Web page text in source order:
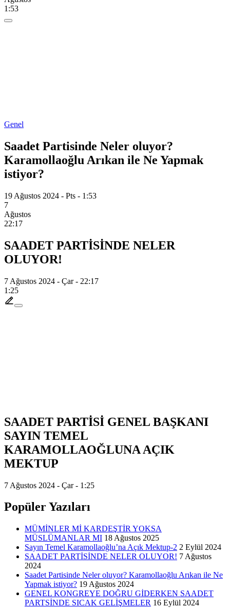
1:53
Genel
Saadet Partisinde Neler oluyor?
Karamollaoğlu Arıkan ile Ne Yapmak
istiyor?
19 Ağustos 2024 - Pts - 1:53
7
Ağustos
22:17
SAADET PARTİSİNDE NELER
OLUYOR!
7 Ağustos 2024 - Çar - 22:17
1:25
SAADET PARTİSİ GENEL BAŞKANI
SAYIN TEMEL
KARAMOLLAOĞLUNA AÇIK
MEKTUP
7 Ağustos 2024 - Çar - 1:25
Popüler Yazıları
MÜMİNLER Mİ KARDEŞTİR YOKSA
MÜSLÜMANLAR MI 18 Ağustos 2025
Sayın Temel Karamollaoğlu’na Açık Mektup-2 2 Eylül 2024
SAADET PARTİSİNDE NELER OLUYOR! 7 Ağustos
2024
Saadet Partisinde Neler oluyor? Karamollaoğlu Arıkan ile Ne
Yapmak istiyor? 19 Ağustos 2024
GENEL KONGREYE DOĞRU GİDERKEN SAADET
PARTSİNDE SICAK GELİŞMELER 16 Eylül 2024